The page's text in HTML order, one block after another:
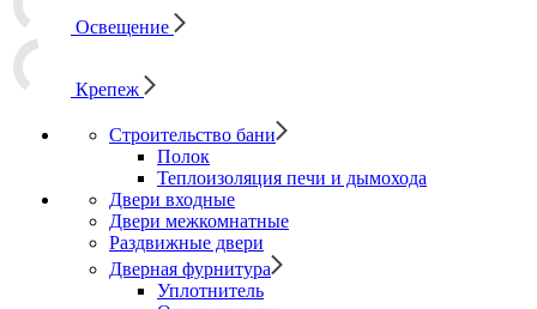
Освещение
Крепеж
Строительство бани
Полок
Теплоизоляция печи и дымохода
Двери входные
Двери межкомнатные
Раздвижные двери
Дверная фурнитура
Уплотнитель